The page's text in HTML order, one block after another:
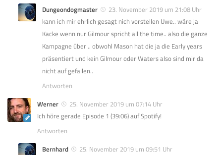
Dungeondogmaster
23. November 2019 um 21:08 Uhr
kann ich mir ehrlich gesagt nich vorstellen Uwe.. wäre ja
Kacke wenn nur Gilmour spricht all the time.. also die ganze
Kampagne über .. obwohl Mason hat die ja die Early years
präsentiert und kein Gilmour oder Waters also sind mir da
nicht auf gefallen..
Antworten
Werner
25. November 2019 um 07:14 Uhr
Ich höre gerade Episode 1 (39:06) auf Spotify!
Antworten
Bernhard
25. November 2019 um 09:51 Uhr